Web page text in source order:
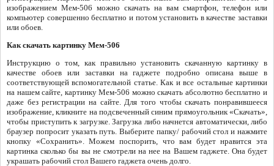
изображением Мем-506 можно скачать на вам смартфон, телефон или
компьютер совершенно бесплатно и потом установить в качестве заставки
или обоев.
Как скачать картинку Мем-506
Инструкцию о том, как правильно установить скачанную картинку в
качестве обоев или заставки на гаджете подробно описана выше в
соответствующей вспомогательной статье. Как и все остальные картинки
на нашем сайте, картинку Мем-506 можно скачать абсолютно бесплатно и
даже без регистрации на сайте. Для того чтобы скачать понравившееся
изображение, кликните на подсвеченный синим прямоугольник «Скачать»,
чтобы приступить к загрузке. Загрузка либо начнется автоматически, либо
браузер попросит указать путь. Выберите папку/ рабочий стол и нажмите
кнопку «Сохранить». Можем поспорить, что вам будет нравится эта
картинка сколько бы вы не смотрели на нее на Вашем гаджете. Она будет
украшать рабочий стол Вашего гаджета очень долго.